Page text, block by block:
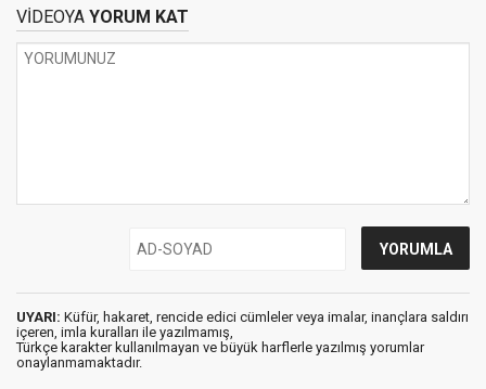
VİDEOYA YORUM KAT
UYARI: Küfür, hakaret, rencide edici cümleler veya imalar, inançlara saldırı
içeren, imla kuralları ile yazılmamış,
Türkçe karakter kullanılmayan ve büyük harflerle yazılmış yorumlar
onaylanmamaktadır.